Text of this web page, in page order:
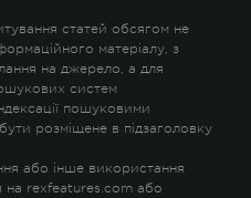
статей обсягом не
матеріалу, з
на джерело, а для
систем
пошуковими
розміщене в підзаголовку
або інше використання
на rexfeatures.com або